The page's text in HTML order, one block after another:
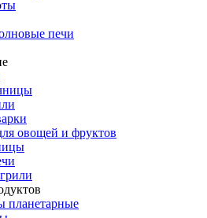
печи
овощей и фруктов
планетарные